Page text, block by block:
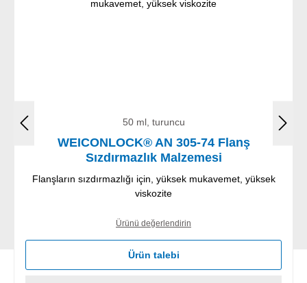
50 ml, turuncu
WEICONLOCK® AN 305-74 Flanş
Sızdırmazlık Malzemesi
Flanşların sızdırmazlığı için, yüksek mukavemet, yüksek
viskozite
Ürünü değerlendirin
Ürün talebi